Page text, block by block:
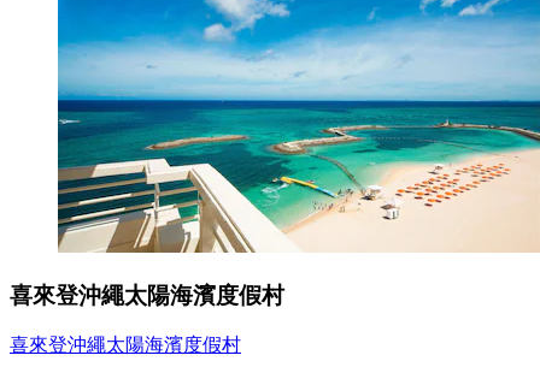
喜來登沖繩太陽海濱度假村
喜來登沖繩太陽海濱度假村